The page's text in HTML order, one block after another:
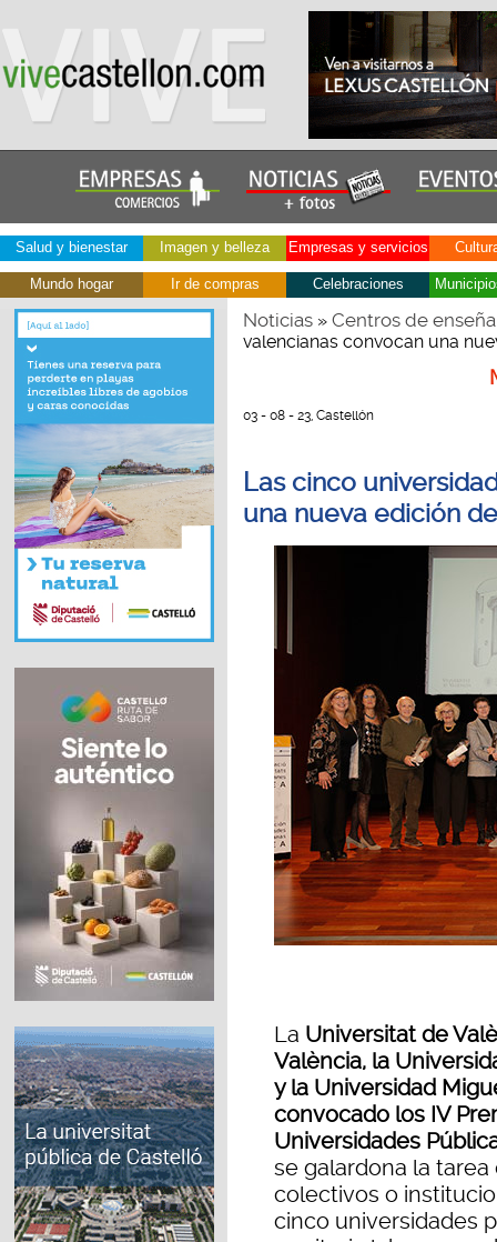
Salud y bienestar Imagen y belleza Empresas y servicios
Mundo hogar Ir de compras Celebraciones
Noticias» Centros de
valencianas convocan una
03 - 08 - 23, Castellón
Las cinco
una nueva edición
La Universitat de
València, la
y la Universidad
convocado los IV
Universidades
se galardona la
colectivos o
cinco universidades